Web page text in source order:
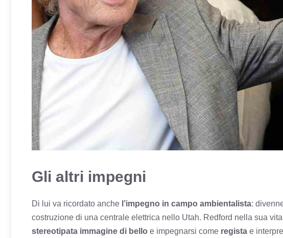
Gli altri impegni
Di lui va ricordato anche l’impegno in campo ambientalista:
costruzione di una centrale elettrica nello Utah. Redford nella sua
stereotipata immagine di bello e impegnarsi come regista e